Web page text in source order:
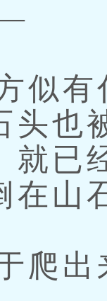
有
头也
就已
在山
爬出